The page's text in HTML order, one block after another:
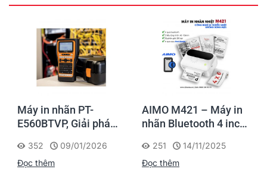
Máy in nhãn PT-
E560BTVP, Giải pháp
cho thi công Điện -
Mạng - Viễn Thông
352
09/01/2026
Đọc thêm
AIMO M421 – Máy in
nhãn Bluetooth 4 inch,
di động
251
14/11/2025
Đọc thêm